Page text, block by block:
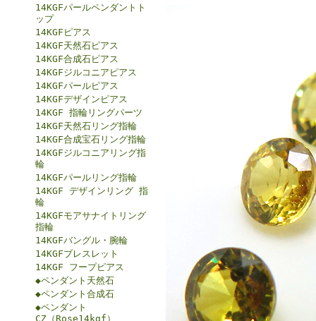
14KGFパールペンダントト
ップ
14KGFピアス
14KGF天然石ピアス
14KGF合成石ピアス
14KGFジルコニアピアス
14KGFパールピアス
14KGFデザインピアス
14KGF 指輪リングパーツ
14KGF天然石リング指輪
14KGF合成宝石リング指輪
14KGFジルコニアリング指
輪
14KGFパールリング指輪
14KGF デザインリング 指
輪
14KGFモアサナイトリング
指輪
14KGFバングル・腕輪
14KGFブレスレット
14KGF フープピアス
◆ペンダント天然石
◆ペンダント合成石
◆ペンダント
CZ（Rose14kgf）